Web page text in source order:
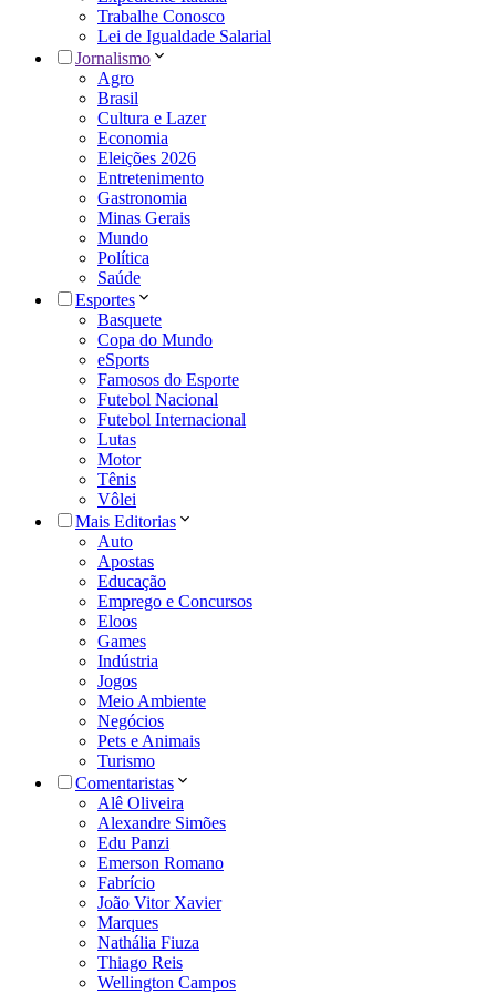
Trabalhe Conosco
Lei de Igualdade Salarial
Jornalismo
Agro
Brasil
Cultura e Lazer
Economia
Eleições 2026
Entretenimento
Gastronomia
Minas Gerais
Mundo
Política
Saúde
Esportes
Basquete
Copa do Mundo
eSports
Famosos do Esporte
Futebol Nacional
Futebol Internacional
Lutas
Motor
Tênis
Vôlei
Mais Editorias
Auto
Apostas
Educação
Emprego e Concursos
Eloos
Games
Indústria
Jogos
Meio Ambiente
Negócios
Pets e Animais
Turismo
Comentaristas
Alê Oliveira
Alexandre Simões
Edu Panzi
Emerson Romano
Fabrício
João Vitor Xavier
Marques
Nathália Fiuza
Thiago Reis
Wellington Campos